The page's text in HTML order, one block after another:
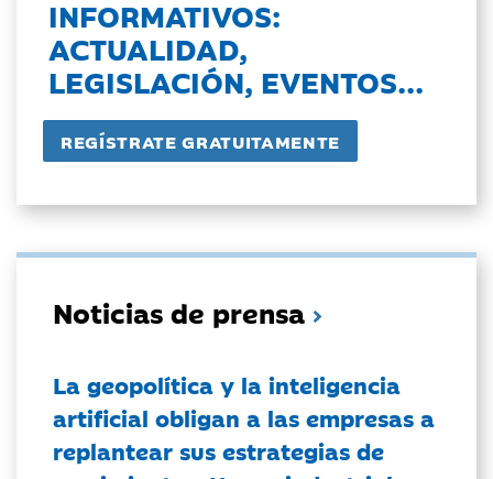
INFORMATIVOS:
ACTUALIDAD,
LEGISLACIÓN, EVENTOS...
Noticias de prensa
La geopolítica y la inteligencia
artificial obligan a las empresas a
replantear sus estrategias de